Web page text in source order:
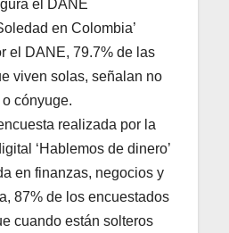
el DANE
en Colombia’
el DANE, 79.7% de las
viven solas, señalan no
cónyuge.
realizada por la
‘Hablemos de dinero’
en finanzas, negocios y
87% de los encuestados
cuando están solteros